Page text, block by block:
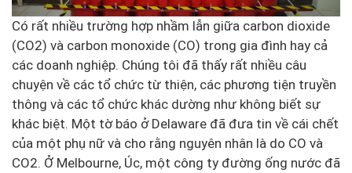
Có rất nhiều trường hợp nhầm lẫn giữa carbon dioxide
(CO2) và carbon monoxide (CO) trong gia đình hay cả
các doanh nghiệp. Chúng tôi đã thấy rất nhiều câu
chuyện về các tổ chức từ thiện, các phương tiện truyền
thông và các tổ chức khác dường như không biết sự
khác biệt. Một tờ báo ở Delaware đã đưa tin về cái chết
của một phụ nữ và cho rằng nguyên nhân là do CO và
CO2. Ở Melbourne, Úc, một công ty đường ống nước đã